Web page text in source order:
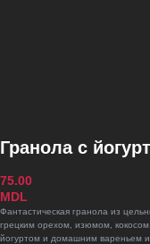
Гранола с
75.00
MDL
Фантастическая гранола из
грецким орехом, изюмом,
йогуртом и домашним вареньем